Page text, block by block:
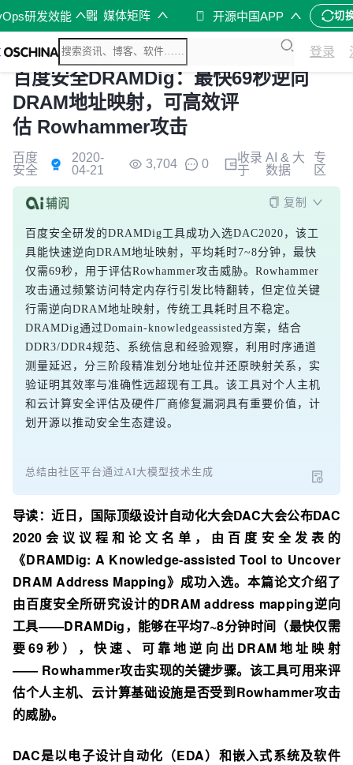
研发效能 媒体矩阵 开源中国APP 切
登录
百度安全DRAMDig：最快69秒逆向
DRAM地址映射，可高效评
估 Rowhammer攻击
百度
安全
2020-
04-21
3,704 0
收录
于
AI & 大
数据
专
区
复制
百度安全研发的DRAMDig工具成功入选DAC2020，该工
具能快速逆向DRAM地址映射，平均耗时7~8分钟，最快
仅需69秒，用于评估Rowhammer攻击威胁。Rowhammer
攻击通过频繁访问特定内存行引发比特翻转，但定位关键
行需逆向DRAM地址映射，传统工具耗时且不稳定。
DRAMDig通过Domain-knowledgeassisted方案，结合
DDR3/DDR4规范、系统信息和经验观察，利用时序通道
测量延迟，分三阶段精准划分地址位并还原映射关系，实
验证明其效率与准确性远超现有工具。该工具对个人主机
和云计算安全评估及硬件厂商修复漏洞具有重要价值，计
划开源以推动安全生态建设。
总结由社区平台通过AI大模型技术生成
导读：近日，国际顶级设计自动化大会DAC大会公布DAC
2020会议议程和论文名单，由百度安全发表的
《DRAMDig: A Knowledge-assisted Tool to Uncover
DRAM Address Mapping》成功入选。本篇论文介绍了
由百度安全所研究设计的DRAM address mapping逆向
工具——DRAMDig，能够在平均7~8分钟时间（最快仅需
要69秒），快速、可靠地逆向出DRAM地址映射
—— Rowhammer攻击实现的关键步骤。该工具可用来评
估个人主机、云计算基础设施是否受到Rowhammer攻击
的威胁。
DAC是以电子设计自动化（EDA）和嵌入式系统及软件